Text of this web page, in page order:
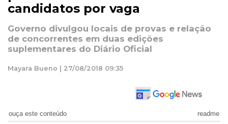
candidatos por vaga
Governo divulgou locais de provas e relação
de concorrentes em duas edições
suplementares do Diário Oficial
Mayara Bueno | 27/08/2018 09:35
ouça este conteúdo readme